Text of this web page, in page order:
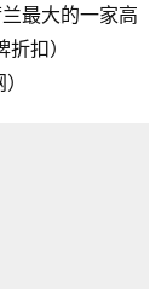
最大的一家高
扣）